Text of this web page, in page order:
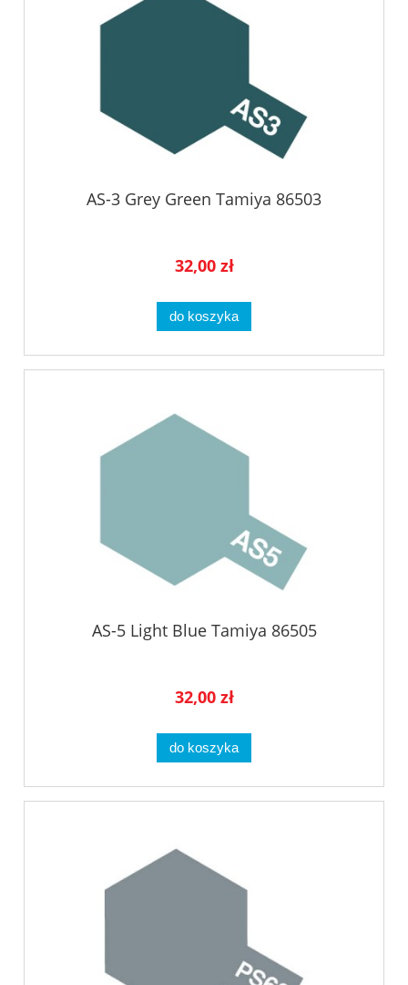
AS-3 Grey Green Tamiya 86503
32,00 zł
do koszyka
AS-5 Light Blue Tamiya 86505
32,00 zł
do koszyka